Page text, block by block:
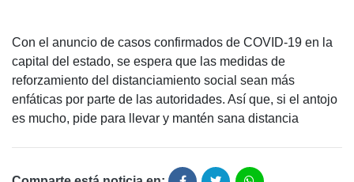
Con el anuncio de casos confirmados de COVID-19 en la
capital del estado, se espera que las medidas de
reforzamiento del distanciamiento social sean más
enfáticas por parte de las autoridades. Así que, si el antojo
es mucho, pide para llevar y mantén sana distancia